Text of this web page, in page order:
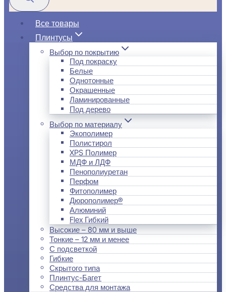
Все товары
Плинтусы
Выбор по покрытию
Под покраску
Белые
Однотонные
Окрашенные
Ламинированные
Под дерево
Выбор по материалу
Экополимер
Полистирол
XPS Полимер
МДФ и ЛДФ
Пенополиуретан
Перфом
Фитополимер
Дюрополимер®
Алюминий
Flex Гибкий
Высокие – 80 мм и выше
Тонкие – 12 мм и менее
С подсветкой
Гибкие
Скрытого типа
Плинтус-Багет
Средства для монтажа